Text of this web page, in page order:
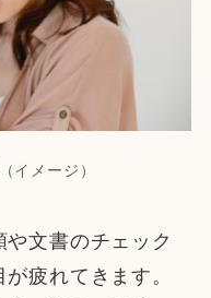
イメージ）
文書のチェック
疲れてきます。